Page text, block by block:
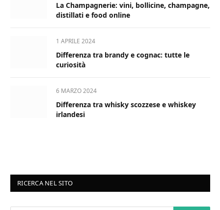
La Champagnerie: vini, bollicine, champagne,
distillati e food online
1 APRILE 2024
Differenza tra brandy e cognac: tutte le
curiosità
6 MARZO 2024
Differenza tra whisky scozzese e whiskey
irlandesi
RICERCA NEL SITO